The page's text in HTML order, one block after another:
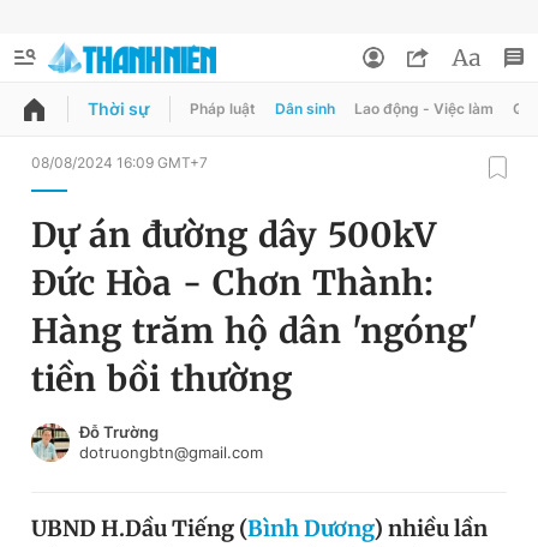
QUẢNG CÁO
Chuyên mục
Chuyên mục khác
Chào ngày mới Tin 24h
Tin thị trường
Video Magazine
Đổi mật khẩu
Tin đã lưu
Tin đã xem
Đăng xuất
Thời sự Pháp luật Dân sinh Lao động - Việc làm
08/08/2024 16:09 GMT+7
Dự án đường dây 500kV
Đức Hòa - Chơn Thành:
Hàng trăm hộ dân 'ngóng'
tiền bồi thường
Đỗ Trường
dotruongbtn@gmail.com
UBND H.Dầu Tiếng (Bình Dương) nhiều lần